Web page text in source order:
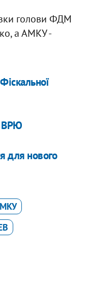
голови ФДМ
а АМКУ -
ВРЮ
для нового